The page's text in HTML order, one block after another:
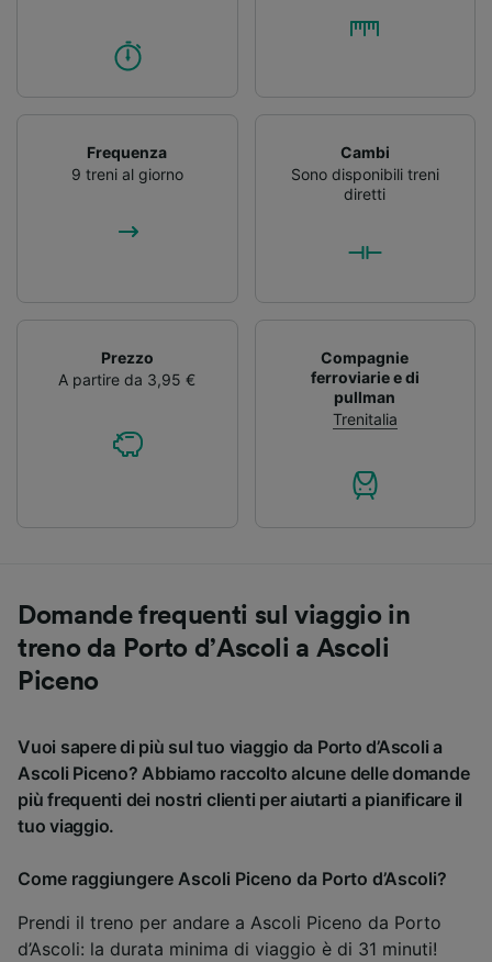
Frequenza
9 treni al giorno
Cambi
Sono disponibili treni
diretti
Prezzo
A partire da 3,95 €
Compagnie
ferroviarie e di
pullman
Trenitalia
Domande frequenti sul viaggio in
treno da Porto d’Ascoli a Ascoli
Piceno
Vuoi sapere di più sul tuo viaggio da Porto d’Ascoli a
Ascoli Piceno? Abbiamo raccolto alcune delle domande
più frequenti dei nostri clienti per aiutarti a pianificare il
tuo viaggio.
Come raggiungere Ascoli Piceno da Porto d’Ascoli?
Prendi il treno per andare a Ascoli Piceno da Porto
d’Ascoli: la durata minima di viaggio è di 31 minuti!